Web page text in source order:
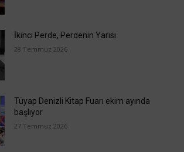
İkinci Perde, Perdenin Yarısı
28 Temmuz 2026
Tüyap Denizli Kitap Fuarı ekim ayında
başlıyor
27 Temmuz 2026